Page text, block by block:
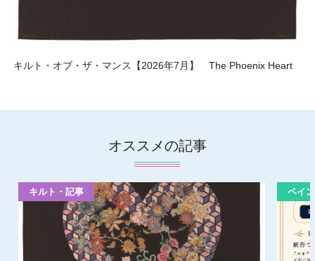
キルト・オブ・ザ・マンス【2026年7月】 The Phoenix Heart
オススメの記事
キルト・記事 ペイ